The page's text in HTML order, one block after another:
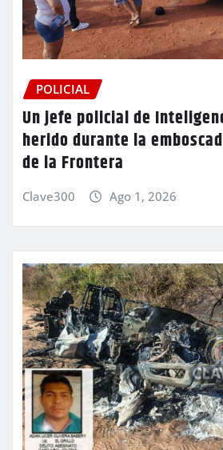
POLICIAL
Un jefe policial de
herido durante la
de la Frontera
Clave300 Ago 1, 2026